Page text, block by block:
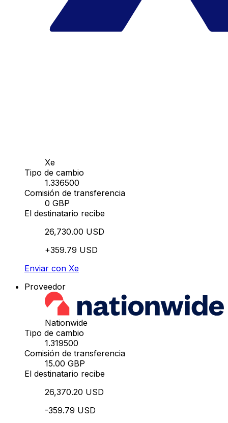
Xe
Tipo de cambio
1.336500
Comisión de transferencia
0 GBP
El destinatario recibe
26,730.00 USD
+359.79 USD
Enviar con Xe
Proveedor
Nationwide
Tipo de cambio
1.319500
Comisión de transferencia
15.00 GBP
El destinatario recibe
26,370.20 USD
-359.79 USD